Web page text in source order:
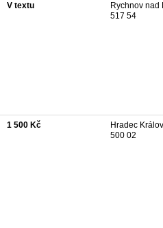
V textu
Rychnov nad
517 54
1 500 Kč
Hradec
500 02